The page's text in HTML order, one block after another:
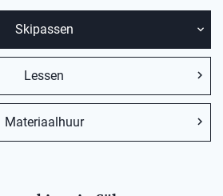
Skipassen
Lessen
Materiaalhuur